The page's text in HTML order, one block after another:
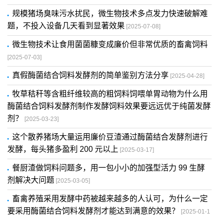
规模猪场臭味污水扰民，微生物技术多点发力快速破解难
题，不投入设备几天看到显著效果 [2025-07-08]
微生物技术让食用菌菌糠变成廉价但非常优质的畜禽饲料
[2025-07-03]
真假酶菌结合饲料发酵剂的简单鉴别方法分享 [2025-04-28]
​牧草秸秆等含粗纤维较高的粗饲料饲喂单胃动物为什么用
酶菌结合饲料发酵剂制作发酵饲料效果要远远优于纯菌发酵
剂？
[2025-03-23]
这个散养猪场大量运用廉价豆渣通过酶菌结合发酵剂进行
发酵，每头猪多盈利 200 元以上 [2025-03-17]
餐厨渣做饲料问题多，用一包小小的加强型活力 99 生酵
剂解决大问题 [2025-03-05]
畜禽养殖采用发酵中药被越来越多的人认可，为什么一定
要采用酶菌结合饲料发酵剂才能达到满意的效果？
[2025-01-1